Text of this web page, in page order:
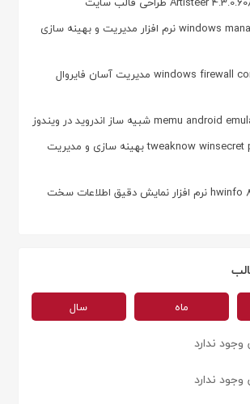
دانلود windows manager 2.3.3 نرم افزار مدیریت و بهینه سازی
دانلود windows firewall control 6.26 مدیریت آسان فایروال
دانلود tweaknow winsecret plus 8.0.2 بهینه سازی و مدیریت
دانلود hwinfo 8.42.5930 نرم افزار نمایش دقیق اطلاعات سخت
ماه سال
ندارد
ندارد